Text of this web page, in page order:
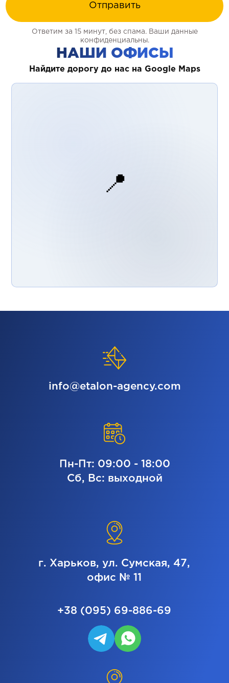
Отправить
Ответим за 15 минут, без спама. Ваши данные
конфиденциальны.
НАШИ ОФИСЫ
Найдите дорогу до нас на Google Maps
📍
info@etalon-agency.com
Пн-Пт: 09:00 - 18:00
Сб, Вс: выходной
г. Харьков, ул. Сумская, 47,
офис № 11
+38 (095) 69-886-69